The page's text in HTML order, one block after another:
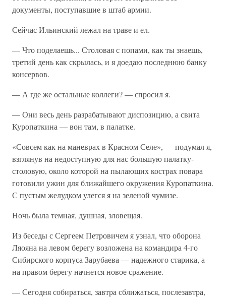
документы, поступавшие в штаб армии.
Сейчас Ильинский лежал на траве и ел.
— Что поделаешь... Столовая с попами, как ты знаешь,
третий день как скрылась, и я доедаю последнюю банку
консервов.
— А где же остальные коллеги? — спросил я.
— Они весь день разрабатывают диспозицию, а свита
Куропаткина — вон там, в палатке.
«Совсем как на маневрах в Красном Селе», — подумал я,
взглянув на недоступную для нас большую палатку-
столовую, около которой на пылающих кострах повара
готовили ужин для ближайшего окружения Куропаткина.
С пустым желудком улегся я на зеленой чумизе.
Ночь была темная, душная, зловещая.
Из беседы с Сергеем Петровичем я узнал, что оборона
Ляояна на левом берегу возложена на командира 4-го
Сибирского корпуса Зарубаева — надежного старика, а
на правом берегу начнется новое сражение.
— Сегодня собираться, завтра сближаться, послезавтра,